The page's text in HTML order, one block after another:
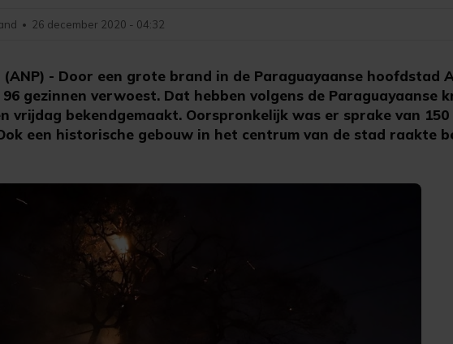
(ANP) - Door een grote brand in de Paraguayaanse hoofdstad
96 gezinnen verwoest. Dat hebben volgens de Paraguayaanse
vrijdag bekendgemaakt. Oorspronkelijk was er sprake van
een historische gebouw in het centrum van de stad raakte
• 26 december 2020 - 04:32